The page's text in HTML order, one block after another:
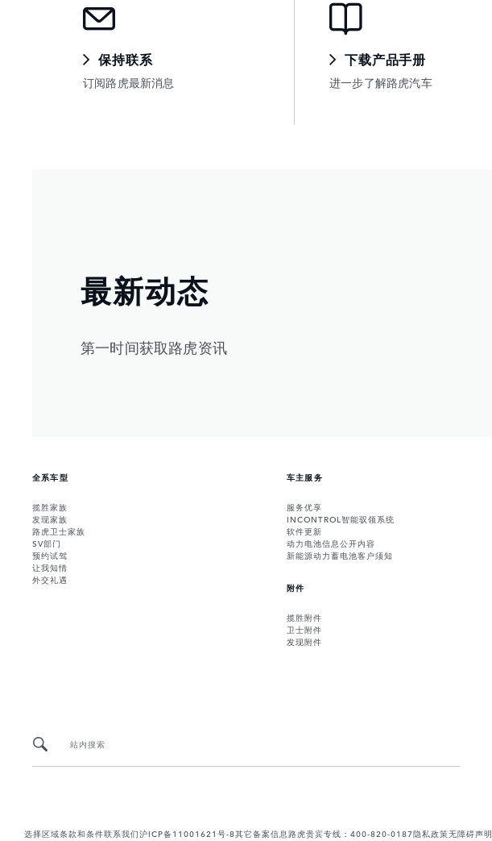
保持联系
订阅路虎最新消息
下载产品手册
进一步了解路虎汽车
最新动态
第一时间获取路虎资讯
全系车型
揽胜家族
发现家族
路虎卫士家族
SV部门
预约试驾
让我知情
外交礼遇
车主服务
服务优享
INCONTROL智能驭领系统
软件更新
动力电池信息公开内容
新能源动力蓄电池客户须知
附件
揽胜附件
卫士附件
发现附件
站内搜索
选择区域条款和条件联系我们沪ICP备11001621号-8其它备案信息路虎贵宾专线：400-820-0187隐私政策无障碍声明